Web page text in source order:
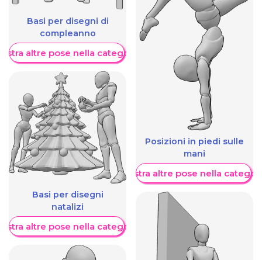
Basi per disegni di
compleanno
altre pose nella categoria
Basi per disegni
natalizi
altre pose nella categoria
Posizioni in piedi sulle
mani
Mostra altre pose nella